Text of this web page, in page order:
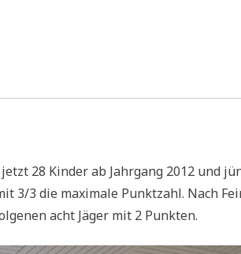
28 Kinder ab Jahrgang 2012 und
3/3 die maximale Punktzahl. Nach
acht Jäger mit 2 Punkten.